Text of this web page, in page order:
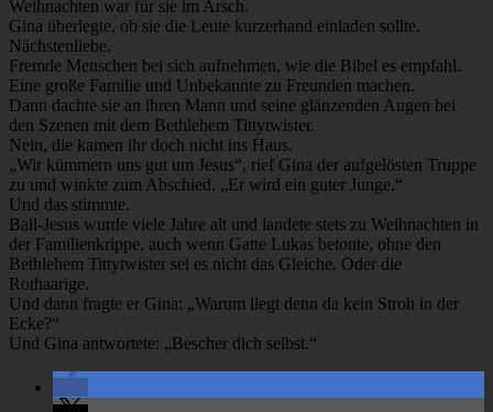
Weihnachten war für sie im Arsch.
Gina überlegte, ob sie die Leute kurzerhand einladen sollte.
Nächstenliebe.
Fremde Menschen bei sich aufnehmen, wie die Bibel es empfahl.
Eine große Familie und Unbekannte zu Freunden machen.
Dann dachte sie an ihren Mann und seine glänzenden Augen bei
den Szenen mit dem Bethlehem Tittytwister.
Nein, die kamen ihr doch nicht ins Haus.
„Wir kümmern uns gut um Jesus“, rief Gina der aufgelösten Truppe
zu und winkte zum Abschied. „Er wird ein guter Junge.“
Und das stimmte.
Ball-Jesus wurde viele Jahre alt und landete stets zu Weihnachten in
der Familienkrippe, auch wenn Gatte Lukas betonte, ohne den
Bethlehem Tittytwister sei es nicht das Gleiche. Oder die
Rothaarige.
Und dann fragte er Gina: „Warum liegt denn da kein Stroh in der
Ecke?“
Und Gina antwortete: „Bescher dich selbst.“